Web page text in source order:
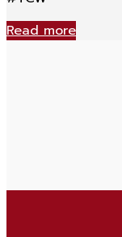
Read more